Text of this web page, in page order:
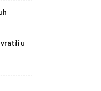
vratili u